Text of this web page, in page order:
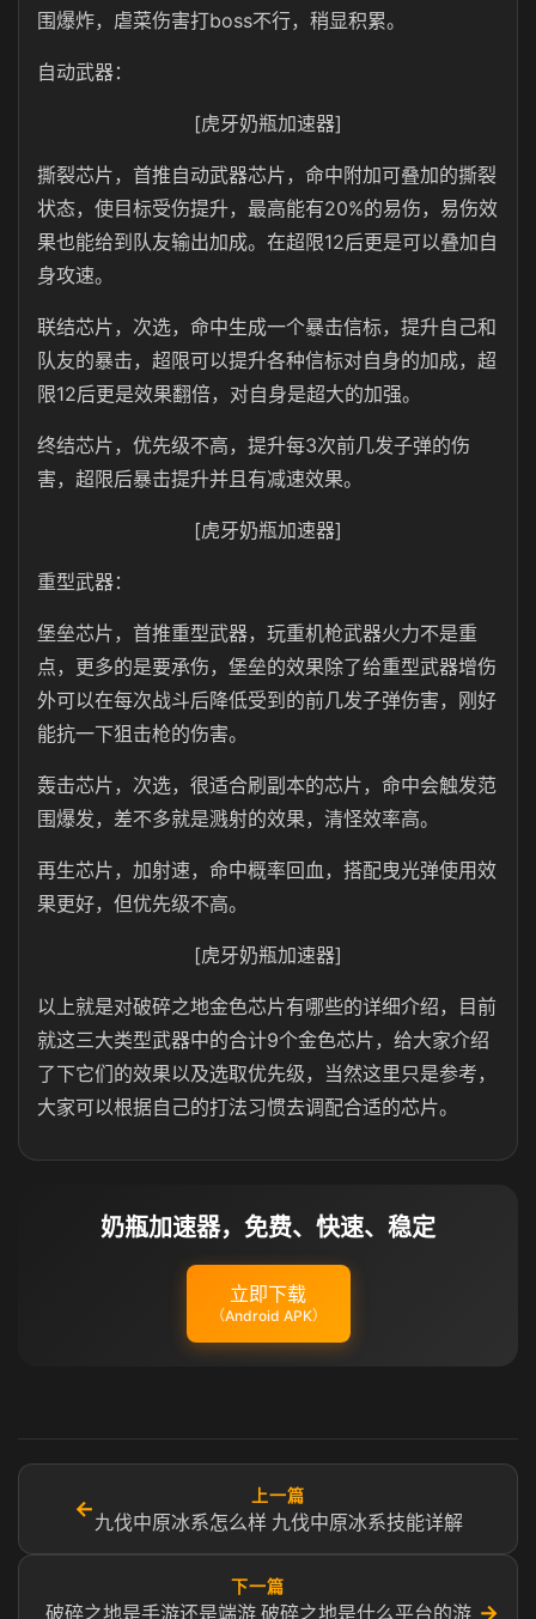
围爆炸，虐菜伤害打boss不行，稍显积累。
自动武器：
[虎牙奶瓶加速器]
撕裂芯片，首推自动武器芯片，命中附加可叠加的撕裂
状态，使目标受伤提升，最高能有20%的易伤，易伤效
果也能给到队友输出加成。在超限12后更是可以叠加自
身攻速。
联结芯片，次选，命中生成一个暴击信标，提升自己和
队友的暴击，超限可以提升各种信标对自身的加成，超
限12后更是效果翻倍，对自身是超大的加强。
终结芯片，优先级不高，提升每3次前几发子弹的伤
害，超限后暴击提升并且有减速效果。
[虎牙奶瓶加速器]
重型武器：
堡垒芯片，首推重型武器，玩重机枪武器火力不是重
点，更多的是要承伤，堡垒的效果除了给重型武器增伤
外可以在每次战斗后降低受到的前几发子弹伤害，刚好
能抗一下狙击枪的伤害。
轰击芯片，次选，很适合刷副本的芯片，命中会触发范
围爆发，差不多就是溅射的效果，清怪效率高。
再生芯片，加射速，命中概率回血，搭配曳光弹使用效
果更好，但优先级不高。
[虎牙奶瓶加速器]
以上就是对破碎之地金色芯片有哪些的详细介绍，目前
就这三大类型武器中的合计9个金色芯片，给大家介绍
了下它们的效果以及选取优先级，当然这里只是参考，
大家可以根据自己的打法习惯去调配合适的芯片。
奶瓶加速器，免费、快速、稳定
立即下载
（Android APK）
←
上一篇
九伐中原冰系怎么样 九伐中原冰系技能详解
下一篇
破碎之地是手游还是端游 破碎之地是什么平台的游 →